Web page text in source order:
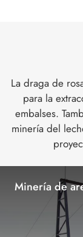
La draga de
para la
embalses.
minería del
Minería de